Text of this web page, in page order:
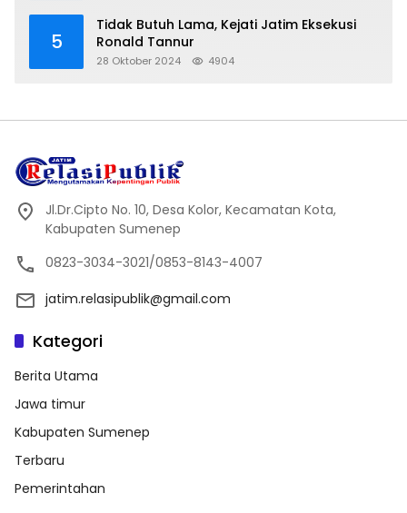
5
Tidak Butuh Lama, Kejati Jatim Eksekusi
Ronald Tannur
28 Oktober 2024 4904
Jl.Dr.Cipto No. 10, Desa Kolor, Kecamatan Kota,
Kabupaten Sumenep
0823-3034-3021/0853-8143-4007
jatim.relasipublik@gmail.com
Kategori
Berita Utama
Jawa timur
Kabupaten Sumenep
Terbaru
Pemerintahan